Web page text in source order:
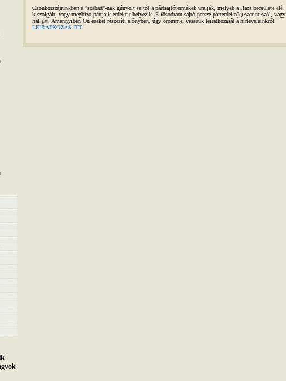
Csonkországunkban a "szabad"-nak gúnyolt sajtót a pártsajtótermékek uralják, melyek a Haza becsülete elé
kiszolgált, vagy megbízó pártjaik érdekeit helyezik. E fősodratú sajtó persze pártérdeke(k) szerint szól, vagy
hallgat. Amennyiben Ön ezeket részesíti előnyben, úgy örömmel vesszük leiratkozását a hírleveleinkről.
LEIRATKOZÁS ITT!